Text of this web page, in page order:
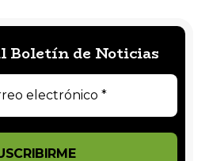
Boletín de Noticias